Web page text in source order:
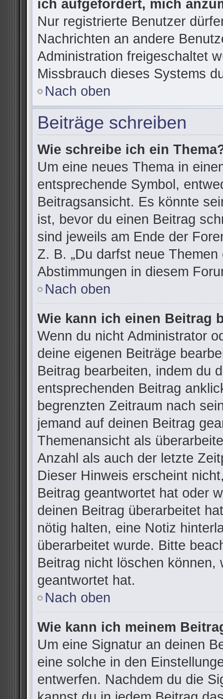
ich aufgefordert, mich
Nur registrierte Benutzer
Nachrichten an andere
Administration freigeschaltet
Missbrauch dieses Systems
Nach oben
Beiträge schreiben
Wie schreibe ich ein
Um eine neues Thema in
entsprechende Symbol,
Beitragsansicht. Es könnte
ist, bevor du einen Beitrag
sind jeweils am Ende der
Z. B. „Du darfst neue Themen
Abstimmungen in diesem
Nach oben
Wie kann ich einen Beitrag
Wenn du nicht Administrator
deine eigenen Beiträge
Beitrag bearbeiten, indem du
entsprechenden Beitrag
begrenzten Zeitraum nach
jemand auf deinen Beitrag
Themenansicht als
Anzahl als auch der letzte
Dieser Hinweis erscheint
Beitrag geantwortet hat oder
deinen Beitrag überarbeitet
nötig halten, eine Notiz
überarbeitet wurde. Bitte
Beitrag nicht löschen können,
geantwortet hat.
Nach oben
Wie kann ich meinem
Um eine Signatur an deinen
eine solche in den
entwerfen. Nachdem du die